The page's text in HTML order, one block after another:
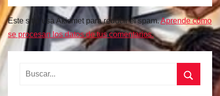
Este sitio usa Akismet para reducir el spam.Aprende cómo
se procesan los datos de tus comentarios.
Buscar:
Buscar